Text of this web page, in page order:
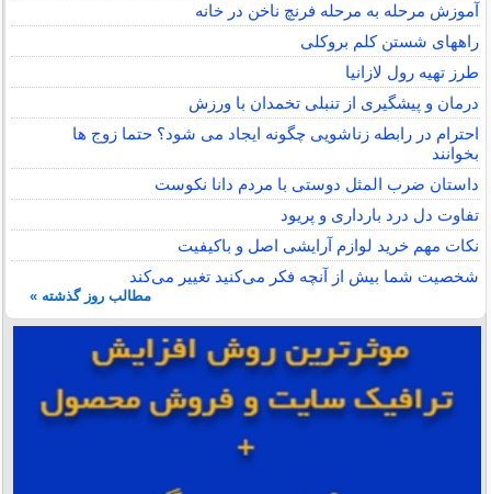
آموزش مرحله به مرحله فرنچ ناخن در خانه
راههای شستن کلم بروکلی
طرز تهیه رول لازانیا
درمان و پیشگیری از تنبلی تخمدان با ورزش
احترام در رابطه زناشویی چگونه ایجاد می شود؟ حتما زوج ها
بخوانند
داستان ضرب المثل دوستی با مردم دانا نكوست
تفاوت دل درد بارداری و پریود
نکات مهم خرید لوازم آرایشی اصل و باکیفیت
شخصیت شما بیش از آنچه فکر می‌کنید تغییر می‌کند
مطالب روز گذشته »